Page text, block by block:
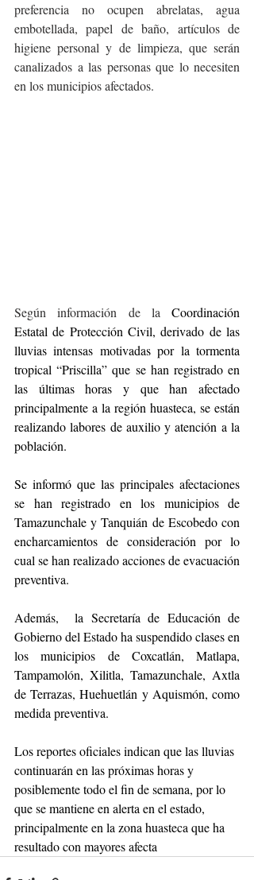
preferencia no ocupen abrelatas, agua
embotellada, papel de baño, artículos de
higiene personal y de limpieza, que serán
canalizados a las personas que lo necesiten
en los municipios afectados.
Según información de la Coordinación
Estatal de Protección Civil, derivado de las
lluvias intensas motivadas por la tormenta
tropical “Priscilla” que se han registrado en
las últimas horas y que han afectado
principalmente a la región huasteca, se están
realizando labores de auxilio y atención a la
población.
Se informó que las principales afectaciones
se han registrado en los municipios de
Tamazunchale y Tanquián de Escobedo con
encharcamientos de consideración por lo
cual se han realizado acciones de evacuación
preventiva.
Además,  la Secretaría de Educación de
Gobierno del Estado ha suspendido clases en
los municipios de Coxcatlán, Matlapa,
Tampamolón, Xilitla, Tamazunchale, Axtla
de Terrazas, Huehuetlán y Aquismón, como
medida preventiva.
Los reportes oficiales indican que las lluvias
continuarán en las próximas horas y
posiblemente todo el fin de semana, por lo
que se mantiene en alerta en el estado,
principalmente en la zona huasteca que ha
resultado con mayores afecta